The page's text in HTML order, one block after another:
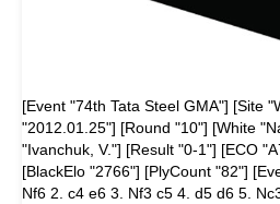
[Event "74th Tata Steel GMA"] [Site
"2012.01.25"] [Round "10"] [White
"Ivanchuk, V."] [Result "0-1"] [ECO
[BlackElo "2766"] [PlyCount "82"]
Nf6 2. c4 e6 3. Nf3 c5 4. d5 d6 5.